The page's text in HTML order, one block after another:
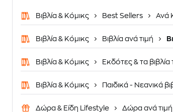
Βιβλία & Κόμικς Best Sellers Ανά
Βιβλία & Κόμικς Βιβλία ανά τιμή
Βιβλία & Κόμικς Εκδότες & τα βιβλία
Βιβλία & Κόμικς Παιδικά - Νεανικά
Δώρα & Είδη Lifestyle Δώρα ανά τιμή